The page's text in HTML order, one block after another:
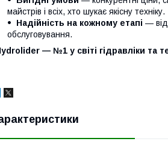
майстрів і всіх, хто шукає якісну техніку.
Надійність на кожному етапі —
обслуговування.
— №1 у світі гідравліки та